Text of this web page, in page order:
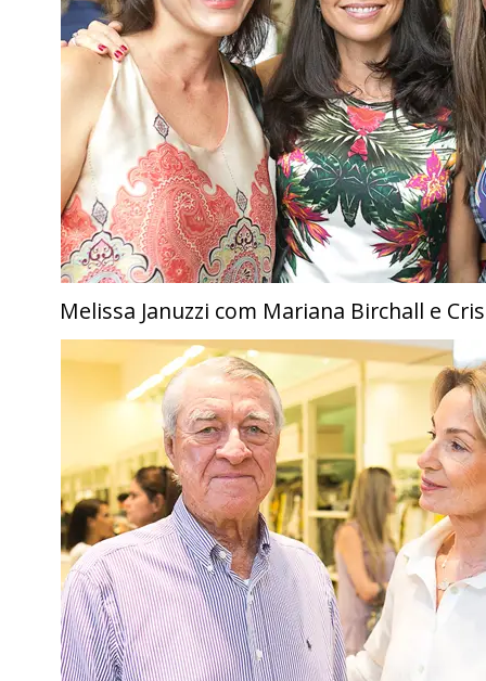
Melissa Januzzi com Mariana Birchall e